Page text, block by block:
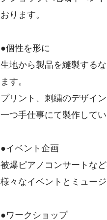
おります。
●個性を形に
生地から製品を縫製する
ます。
プリント、刺繍のデザイ
一つ手仕事にて製作してい
●イベント企画
被爆ピアノコンサートな
様々なイベントとミュー
●ワークショップ